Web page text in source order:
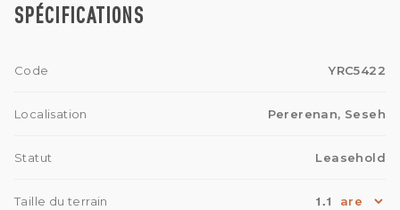
SPÉCIFICATIONS
Code YRC5422
Localisation Pererenan, Seseh
Statut Leasehold
Taille du terrain 1.1